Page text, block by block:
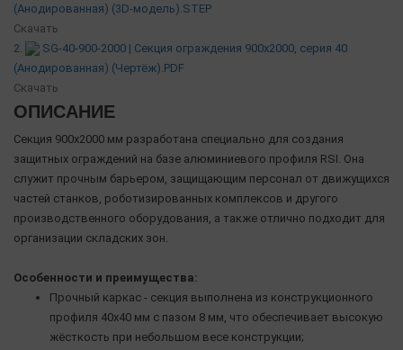
(Анодированная) (3D-модель).STEP
Скачать
2.
SG-40-900-2000 | Секция ограждения 900x2000, серия 40
(Анодированная) (Чертёж).PDF
Скачать
ОПИСАНИЕ
Секция 900х2000 мм разработана специально для создания
защитных ограждений на базе алюминиевого профиля RSI. Она
служит прочным барьером, защищающим персонал от движущихся
частей станков, роботизированных комплексов и другого
производственного оборудования, а также отлично подходит для
организации складских зон.
Особенности и преимущества:
Прочный каркас - секция выполнена из конструкционного
профиля 40х40 мм с пазом 8 мм, что обеспечивает высокую
жёсткость при небольшом весе конструкции;